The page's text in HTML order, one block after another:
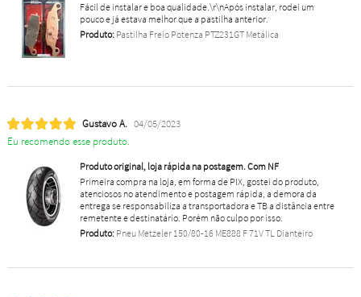
Fácil de instalar e boa qualidade.\r\nApós instalar, rodei um
pouco e já estava melhor que a pastilha anterior.
Produto:Pastilha Freio Potenza PTZ231GT Metálica
Gustavo A. 04/05/2023
Eu recomendo esse produto.
Produto original, loja rápida na postagem. Com NF
Primeira compra na loja, em forma de PIX, gostei do produto,
atenciosos no atendimento e postagem rápida, a demora da
entrega se responsabiliza a transportadora e TB a distância entre
remetente e destinatário. Porém não culpo por isso.
Produto:Pneu Metzeler 150/80-16 ME888 F 71V TL Dianteiro